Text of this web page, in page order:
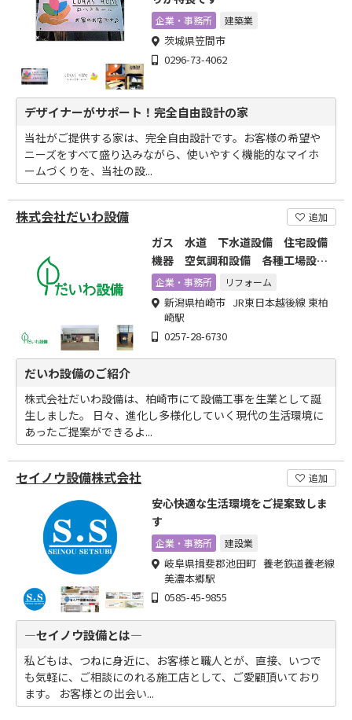
企業・事務所 建築業
茨城県笠間市
0296-73-4062
デザイナーがサポート！完全自由設計の家
当社がご提供する家は、完全自由設計です。お客様の希望や
ニーズをすべて盛り込みながら、使いやすく機能的なマイホ
ームづくりを、当社の設...
株式会社だいわ設備 追加
ガス 水道 下水道設備 住宅設備
機器 空気調和設備 各種工場設備
配管
企業・事務所 リフォーム
新潟県柏崎市 JR東日本越後線 東柏
崎駅
0257-28-6730
だいわ設備のご紹介
株式会社だいわ設備は、柏崎市にて設備工事を生業として誕
生しました。 日々、進化し多様化していく現代の生活環境に
あったご提案ができるよ...
セイノウ設備株式会社 追加
安心快適な生活環境をご提案致しま
す
企業・事務所 建設業
岐阜県揖斐郡池田町 養老鉄道養老線
美濃本郷駅
0585-45-9855
―セイノウ設備とは―
私どもは、つねに身近に、お客様と職人とが、直接、いつで
も気軽に、ご相談にのれる施工店として、ご愛顧頂いており
ます。 お客様との出会い...